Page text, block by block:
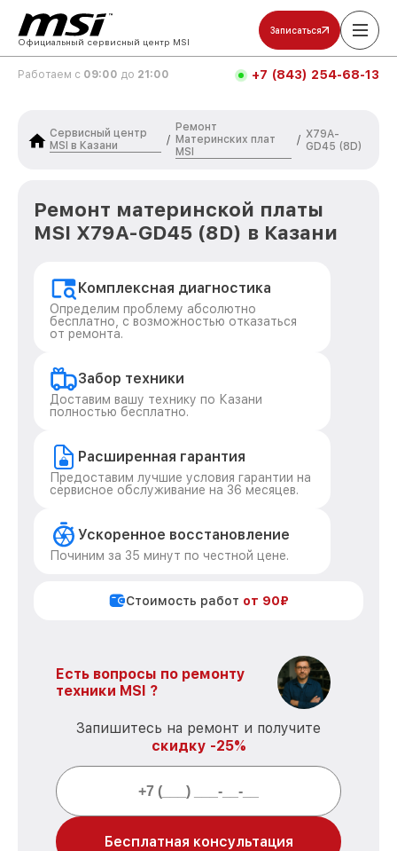
Официальный сервисный центр MSI
Записаться
Работаем с 09:00 до 21:00 +7 (843) 254-68-13
Сервисный центр
MSI в Казани
/
Ремонт
Материнских плат
MSI
/ X79A-
GD45 (8D)
Ремонт материнской платы
MSI X79A-GD45 (8D) в Казани
Комплексная диагностика
Определим проблему абсолютно
бесплатно, с возможностью отказаться
от ремонта.
Забор техники
Доставим вашу технику по Казани
полностью бесплатно.
Расширенная гарантия
Предоставим лучшие условия гарантии на
сервисное обслуживание на 36 месяцев.
Ускоренное восстановление
Починим за 35 минут по честной цене.
Стоимость работ от 90₽
Есть вопросы по ремонту
техники MSI ?
Запишитесь на ремонт и получите
скидку -25%
Бесплатная консультация